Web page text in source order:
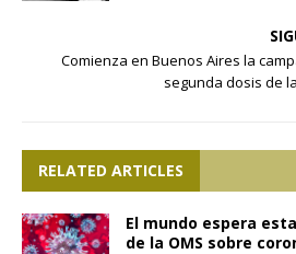
Comienza en Buenos Aires la
segunda dosis de
RELATED ARTICLES
El mundo espera
de la OMS sobre